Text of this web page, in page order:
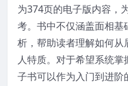
为374页的电子版内容，
考。书中不仅涵盖面相
析，帮助读者理解如何
人特质。对于希望系统
子书可以作为入门到进